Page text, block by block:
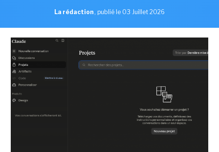
La rédaction , publié le 03 Juillet 2026